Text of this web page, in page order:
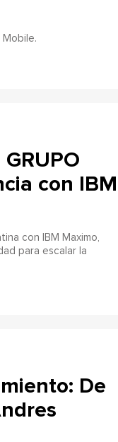
con IBM
con IBM Maximo,
para escalar la
De